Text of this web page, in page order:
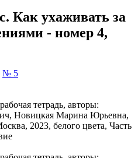
Как ухаживать за
- номер 4,
№ 5